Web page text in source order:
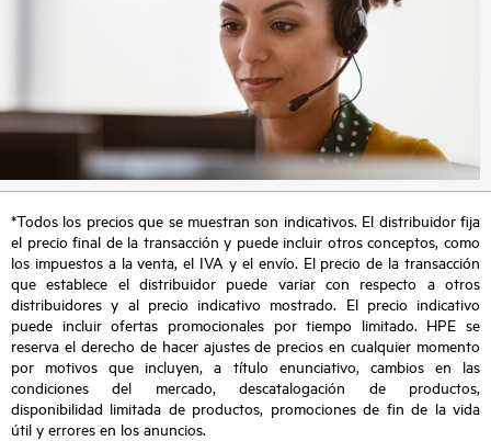
*Todos los precios que se muestran son indicativos. El distribuidor fija
el precio final de la transacción y puede incluir otros conceptos, como
los impuestos a la venta, el IVA y el envío. El precio de la transacción
que establece el distribuidor puede variar con respecto a otros
distribuidores y al precio indicativo mostrado. El precio indicativo
puede incluir ofertas promocionales por tiempo limitado. HPE se
reserva el derecho de hacer ajustes de precios en cualquier momento
por motivos que incluyen, a título enunciativo, cambios en las
condiciones del mercado, descatalogación de productos,
disponibilidad limitada de productos, promociones de fin de la vida
útil y errores en los anuncios.